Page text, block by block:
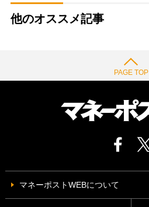
他のオススメ記事
PAGE TOP
マネーポストWEBについて